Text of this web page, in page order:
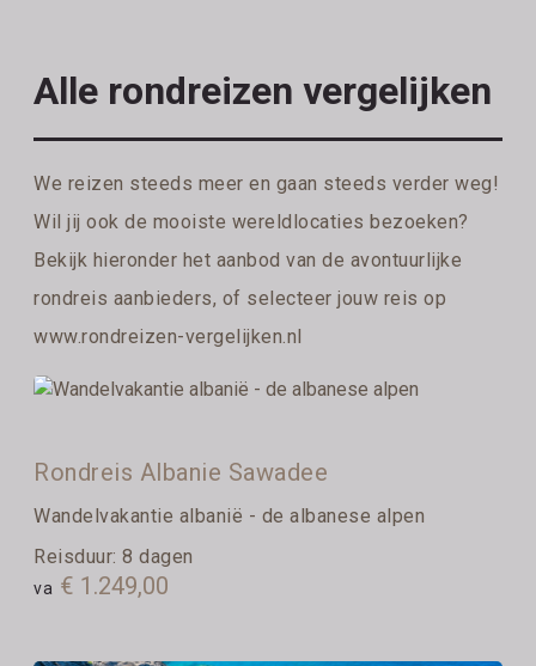
Alle rondreizen vergelijken
We reizen steeds meer en gaan steeds verder weg!
Wil jij ook de mooiste wereldlocaties bezoeken?
Bekijk hieronder het aanbod van de avontuurlijke
rondreis aanbieders, of selecteer jouw reis op
www.rondreizen-vergelijken.nl
Rondreis Albanie Sawadee
Wandelvakantie albanië - de albanese alpen
Reisduur: 8 dagen
va € 1.249,00